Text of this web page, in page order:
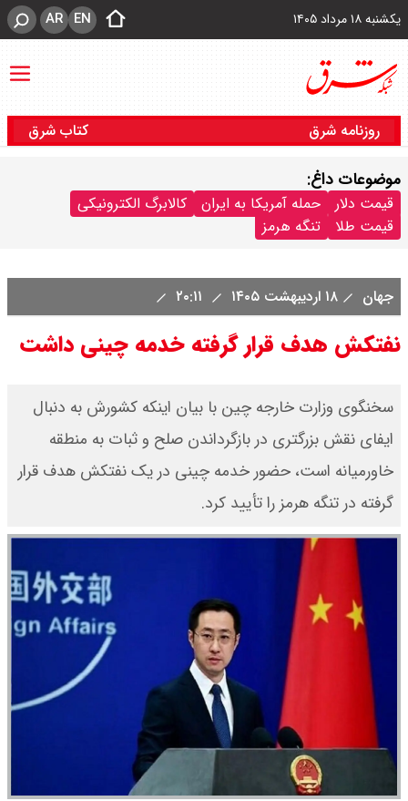
یکشنبه ۱۸ مرداد ۱۴۰۵ EN
AR
روزنامه شرق کتاب شرق
موضوعات داغ:
قیمت دلار حمله آمریکا به ایران
کالابرگ الکترونیکی
قیمت طلا
تنگه هرمز
جهان ۱۸ اردیبهشت ۱۴۰۵
نفتکش هدف قرار گرفته خدمه چینی داشت
سخنگوی وزارت خارجه چین با بیان اینکه کشورش به دنبال
ایفای نقش بزرگتری در بازگرداندن صلح و ثبات به منطقه
خاورمیانه است، حضور خدمه چینی در یک نفتکش هدف قرار
گرفته در تنگه هرمز را تأیید کرد.